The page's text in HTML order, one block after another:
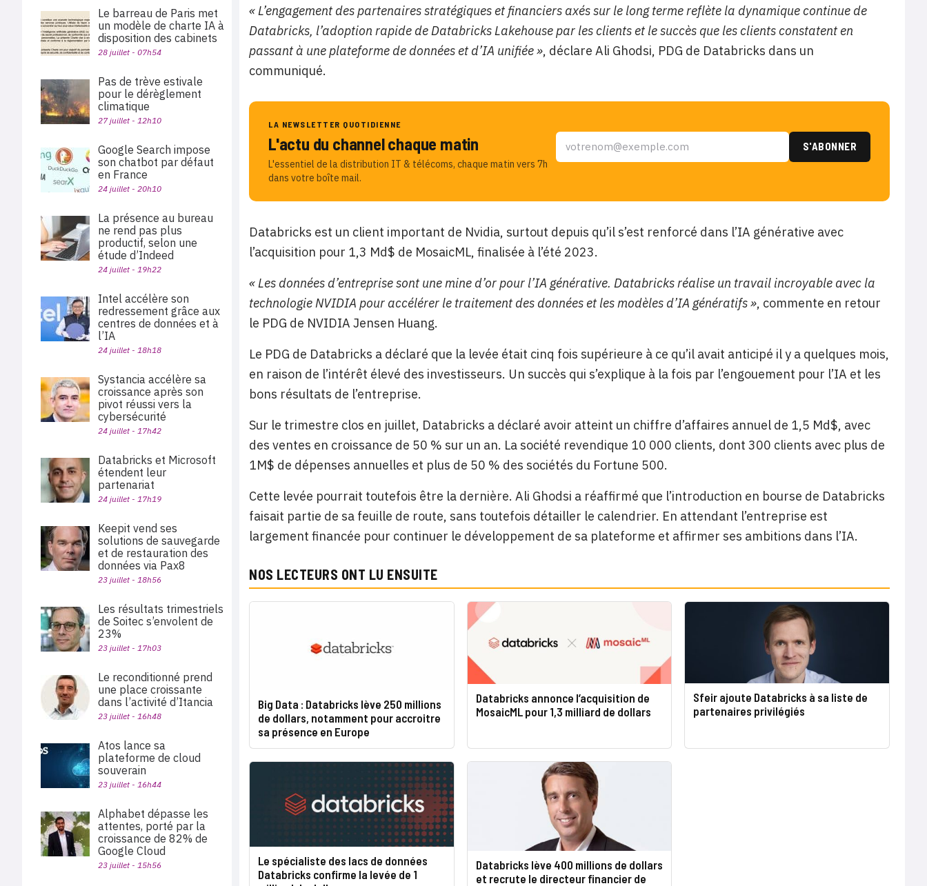
« L’engagement des partenaires stratégiques et financiers axés sur le long terme reflète la dynamique continue de
Databricks, l’adoption rapide de Databricks Lakehouse par les clients et le succès que les clients constatent en
passant à une plateforme de données et d’IA unifiée », déclare Ali Ghodsi, PDG de Databricks dans un
communiqué.
LA NEWSLETTER QUOTIDIENNE
L'actu du channel chaque matin
L'essentiel de la distribution IT & télécoms, chaque matin vers 7h
dans votre boîte mail.
Databricks est un client important de Nvidia, surtout depuis qu’il s’est renforcé dans l’IA générative avec
l’acquisition pour 1,3 Md$ de MosaicML, finalisée à l’été 2023.
« Les données d’entreprise sont une mine d’or pour l’IA générative. Databricks réalise un travail incroyable avec la
technologie NVIDIA pour accélérer le traitement des données et les modèles d’IA génératifs », commente en retour
le PDG de NVIDIA Jensen Huang.
Le PDG de Databricks a déclaré que la levée était cinq fois supérieure à ce qu’il avait anticipé il y a quelques mois,
en raison de l’intérêt élevé des investisseurs. Un succès qui s’explique à la fois par l’engouement pour l’IA et les
bons résultats de l’entreprise.
Sur le trimestre clos en juillet, Databricks a déclaré avoir atteint un chiffre d’affaires annuel de 1,5 Md$, avec
des ventes en croissance de 50 % sur un an. La société revendique 10 000 clients, dont 300 clients avec plus de
1M$ de dépenses annuelles et plus de 50 % des sociétés du Fortune 500.
Cette levée pourrait toutefois être la dernière. Ali Ghodsi a réaffirmé que l’introduction en bourse de Databricks
faisait partie de sa feuille de route, sans toutefois détailler le calendrier. En attendant l’entreprise est
largement financée pour continuer le développement de sa plateforme et affirmer ses ambitions dans l’IA.
NOS LECTEURS ONT LU ENSUITE
Big Data : Databricks lève 250 millions
de dollars, notamment pour accroitre
sa présence en Europe
Databricks annonce l’acquisition de
MosaicML pour 1,3 milliard de dollars
Sfeir ajoute Databricks à sa liste de
partenaires privilégiés
Le spécialiste des lacs de données
Databricks confirme la levée de 1
Databricks lève 400 millions de dollars
et recrute le directeur financier de
Le barreau de Paris met
un modèle de charte IA à
disposition des cabinets
28 juillet - 07h54
Pas de trève estivale
pour le dérèglement
climatique
27 juillet - 12h10
Google Search impose
son chatbot par défaut
en France
24 juillet - 20h10
La présence au bureau
ne rend pas plus
productif, selon une
étude d’Indeed
24 juillet - 19h22
Intel accélère son
redressement grâce aux
centres de données et à
l’IA
24 juillet - 18h18
Systancia accélère sa
croissance après son
pivot réussi vers la
cybersécurité
24 juillet - 17h42
Databricks et Microsoft
étendent leur
partenariat
24 juillet - 17h19
Keepit vend ses
solutions de sauvegarde
et de restauration des
données via Pax8
23 juillet - 18h56
Les résultats trimestriels
de Soitec s’envolent de
23%
23 juillet - 17h03
Le reconditionné prend
une place croissante
dans l’activité d’Itancia
23 juillet - 16h48
Atos lance sa
plateforme de cloud
souverain
23 juillet - 16h44
Alphabet dépasse les
attentes, porté par la
croissance de 82% de
Google Cloud
23 juillet - 15h56